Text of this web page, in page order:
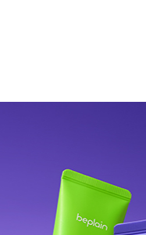
28,000
18,200